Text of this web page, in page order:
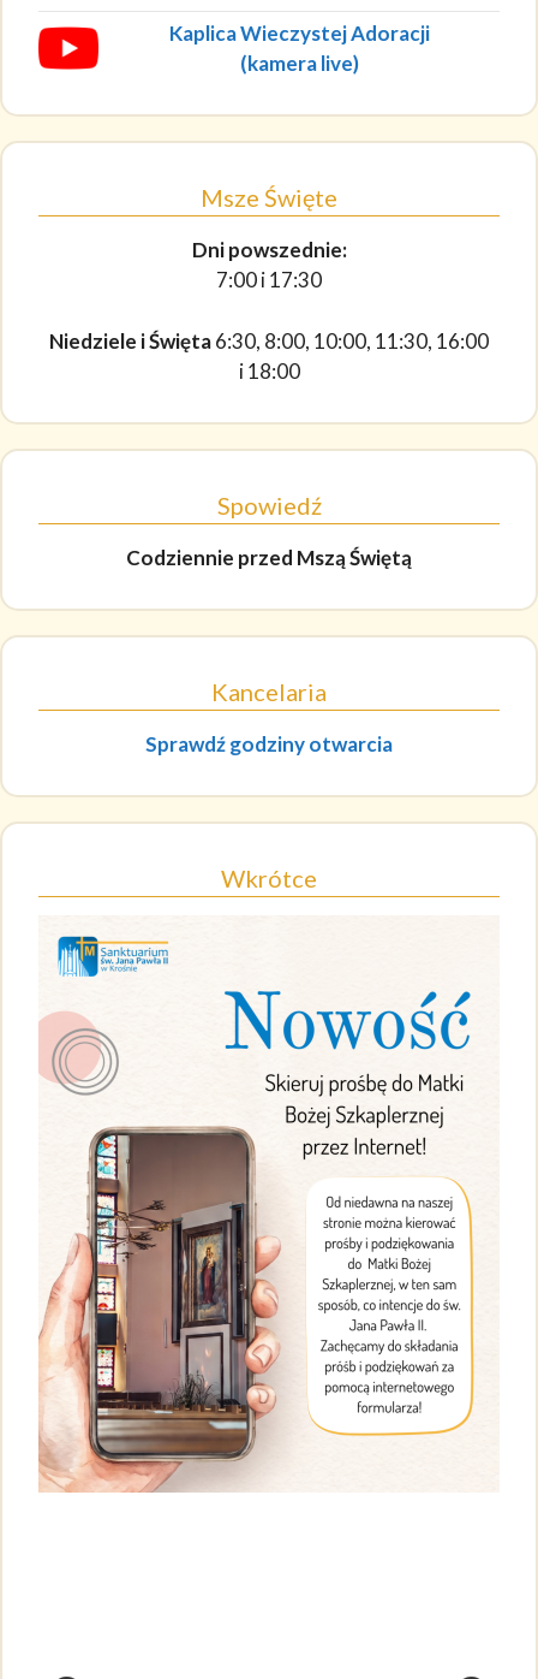
Kaplica Wieczystej Adoracji
(kamera live)
Msze Święte
Dni powszednie:
7:00 i 17:30
Niedziele i Święta6:30, 8:00, 10:00, 11:30, 16:00
i 18:00
Spowiedź
Codziennie przed Mszą Świętą
Kancelaria
Sprawdź godziny otwarcia
Wkrótce